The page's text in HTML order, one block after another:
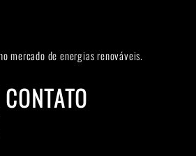
mercado de energias renováveis.